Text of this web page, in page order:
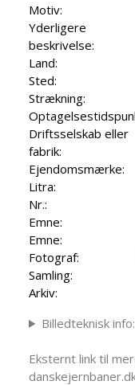
Motiv:
Yderligere
beskrivelse:
Land:
Sted:
Strækning:
Driftsselskab eller
fabrik:
Ejendomsmærke:
Litra:
Nr.:
Emne:
Emne:
Fotograf:
Samling:
Arkiv:
Billedteknisk info:
Eksternt link til